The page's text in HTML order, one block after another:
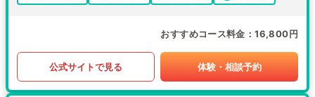
おすすめコース料金 16,800円
公式サイトで見る 体験・相談予約